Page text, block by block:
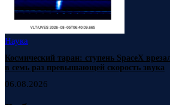
Наука
Космический таран: ступень SpaceX
в семь раз превышающей скорость звука
06.08.2026